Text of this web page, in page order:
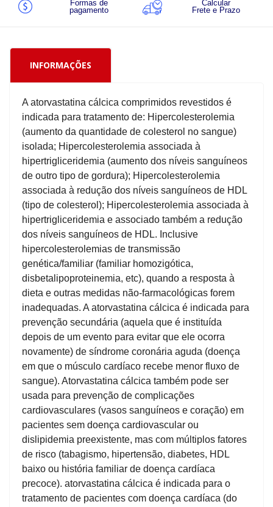
Formas de
pagamento
Calcular
Frete e Prazo
INFORMAÇÕES
A atorvastatina cálcica comprimidos revestidos é
indicada para tratamento de: Hipercolesterolemia
(aumento da quantidade de colesterol no sangue)
isolada; Hipercolesterolemia associada à
hipertrigliceridemia (aumento dos níveis sanguíneos
de outro tipo de gordura); Hipercolesterolemia
associada à redução dos níveis sanguíneos de HDL
(tipo de colesterol); Hipercolesterolemia associada à
hipertrigliceridemia e associado também a redução
dos níveis sanguíneos de HDL. Inclusive
hipercolesterolemias de transmissão
genética/familiar (familiar homozigótica,
disbetalipoproteinemia, etc), quando a resposta à
dieta e outras medidas não-farmacológicas forem
inadequadas. A atorvastatina cálcica é indicada para
prevenção secundária (aquela que é instituída
depois de um evento para evitar que ele ocorra
novamente) de síndrome coronária aguda (doença
em que o músculo cardíaco recebe menor fluxo de
sangue). Atorvastatina cálcica também pode ser
usada para prevenção de complicações
cardiovasculares (vasos sanguíneos e coração) em
pacientes sem doença cardiovascular ou
dislipidemia preexistente, mas com múltiplos fatores
de risco (tabagismo, hipertensão, diabetes, HDL
baixo ou história familiar de doença cardíaca
precoce). atorvastatina cálcica é indicada para o
tratamento de pacientes com doença cardíaca (do